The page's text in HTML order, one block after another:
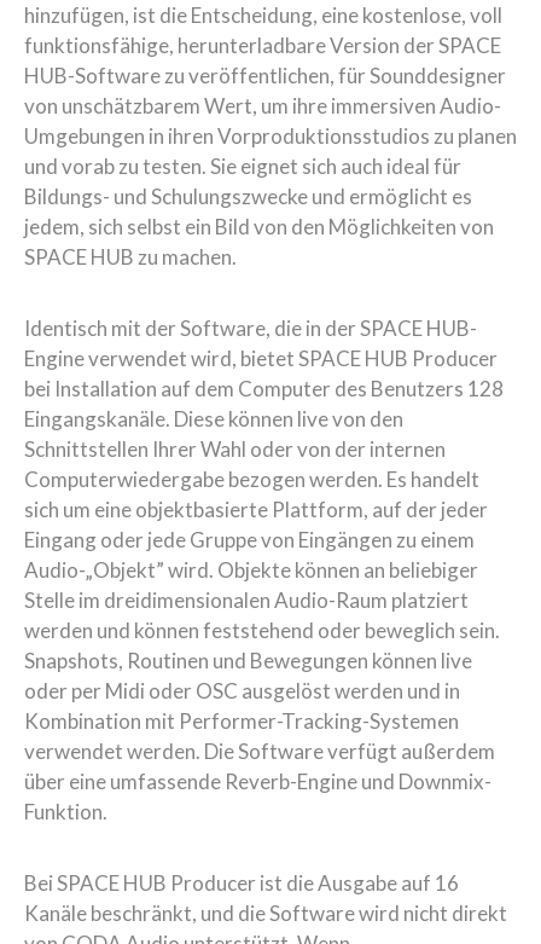
hinzufügen, ist die Entscheidung, eine kostenlose, voll
funktionsfähige, herunterladbare Version der SPACE
HUB-Software zu veröffentlichen, für Sounddesigner
von unschätzbarem Wert, um ihre immersiven Audio-
Umgebungen in ihren Vorproduktionsstudios zu planen
und vorab zu testen. Sie eignet sich auch ideal für
Bildungs- und Schulungszwecke und ermöglicht es
jedem, sich selbst ein Bild von den Möglichkeiten von
SPACE HUB zu machen.
Identisch mit der Software, die in der SPACE HUB-
Engine verwendet wird, bietet SPACE HUB Producer
bei Installation auf dem Computer des Benutzers 128
Eingangskanäle. Diese können live von den
Schnittstellen Ihrer Wahl oder von der internen
Computerwiedergabe bezogen werden. Es handelt
sich um eine objektbasierte Plattform, auf der jeder
Eingang oder jede Gruppe von Eingängen zu einem
Audio-„Objekt” wird. Objekte können an beliebiger
Stelle im dreidimensionalen Audio-Raum platziert
werden und können feststehend oder beweglich sein.
Snapshots, Routinen und Bewegungen können live
oder per Midi oder OSC ausgelöst werden und in
Kombination mit Performer-Tracking-Systemen
verwendet werden. Die Software verfügt außerdem
über eine umfassende Reverb-Engine und Downmix-
Funktion.
Bei SPACE HUB Producer ist die Ausgabe auf 16
Kanäle beschränkt, und die Software wird nicht direkt